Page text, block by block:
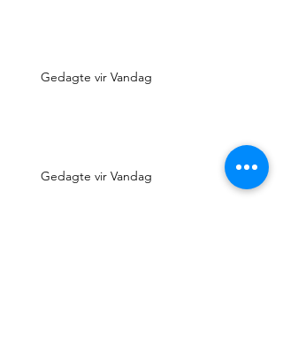
Gedagte vir Vandag
Gedagte vir Vandag